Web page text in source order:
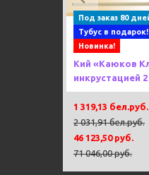
Под заказ 80
Тубус в подарок!
Новинка!
Кий «Каюков
инкрустацией 2
1 319,13 бел.руб.
2 031,91 бел.руб.
46 123,50 руб.
71 046,00 руб.